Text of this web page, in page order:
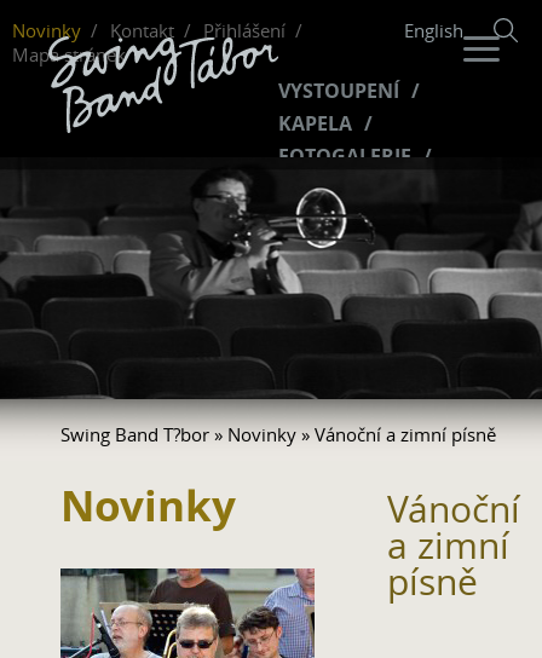
Novinky Kontakt
Přihlášení
Mapa stránek
English
VYSTOUPENÍ
KAPELA
FOTOGALERIE
HUDBA
FANKLUB
Swing Band T?bor » Novinky » Vánoční a zimní písně
Novinky Vánoční
a zimní
písně